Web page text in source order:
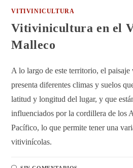
VITIVINICULTURA
Vitivinicultura en el
Malleco
A lo largo de este territorio, el
presenta diferentes climas y suelos
latitud y longitud del lugar, y que
influenciados por la cordillera de los
Pacífico, lo que permite tener una
vitivinícolas.